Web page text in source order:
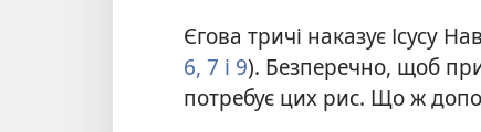
Єгова тричі наказує Ісусу
6, 7 і 9). Безперечно, щоб
потребує цих рис. Що ж